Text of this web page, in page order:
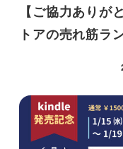
【ご協力あり
トアの売れ筋ラ